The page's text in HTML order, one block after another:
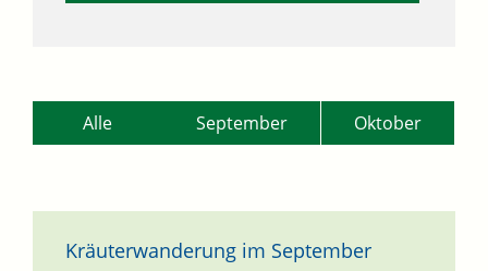
Alle September Oktober
Kräuterwanderung im September